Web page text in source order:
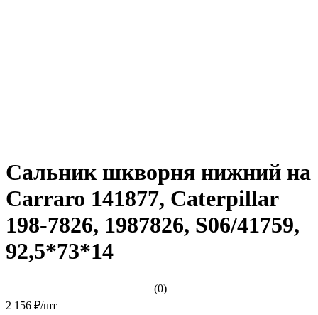
Сальник шкворня нижний на
Carraro 141877, Caterpillar
198-7826, 1987826, S06/41759,
92,5*73*14
(0)
2 156 ₽/шт